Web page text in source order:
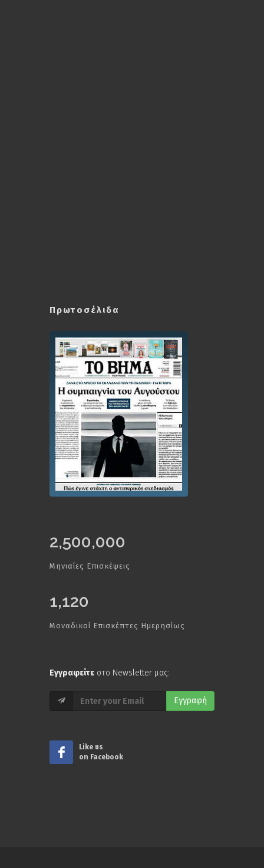
Πρωτοσέλιδα
2,500,000
Μηνιαίες Επισκέψεις
1,120
Μοναδικοί Επισκέπτες Ημερησίως
Εγγραφείτε στο Newsletter μας:
Εγγραφή
Like us
on Facebook